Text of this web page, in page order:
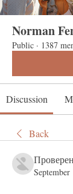
Norman
Public · 1387
Discussion
Back
September